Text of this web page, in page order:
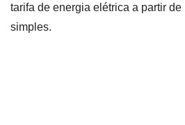
tarifa de energia elétrica a partir
simples.